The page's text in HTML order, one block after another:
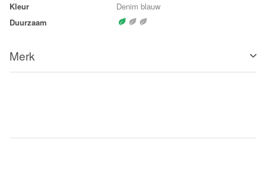
Kleur
Denim blauw
Duurzaam
Merk